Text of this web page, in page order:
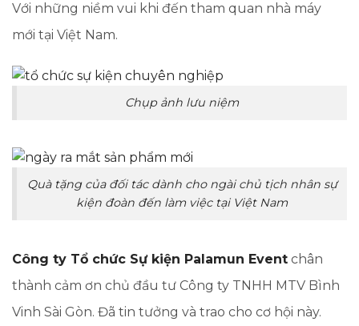
Với những niềm vui khi đến tham quan nhà máy
mới tại Việt Nam.
Chụp ảnh lưu niệm
Quà tặng của đối tác dành cho ngài chủ tịch nhân sự
kiện đoàn đến làm việc tại Việt Nam
Công ty Tổ chức Sự kiện Palamun Event chân
thành cảm ơn chủ đầu tư Công ty TNHH MTV Bình
Vinh Sài Gòn. Đã tin tưởng và trao cho cơ hội này.